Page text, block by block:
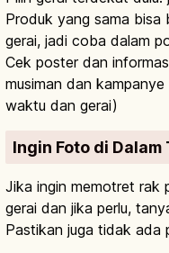
Produk yang sama bisa
gerai, jadi coba dalam
Cek poster dan
musiman dan
waktu dan gerai)
Ingin Foto di Dalam
Jika ingin memotret rak
gerai dan jika perlu,
Pastikan juga tidak ada